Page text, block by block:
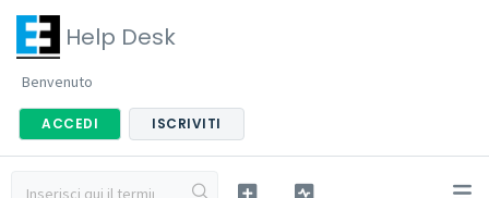
Help Desk
Benvenuto
ACCEDI ISCRIVITI